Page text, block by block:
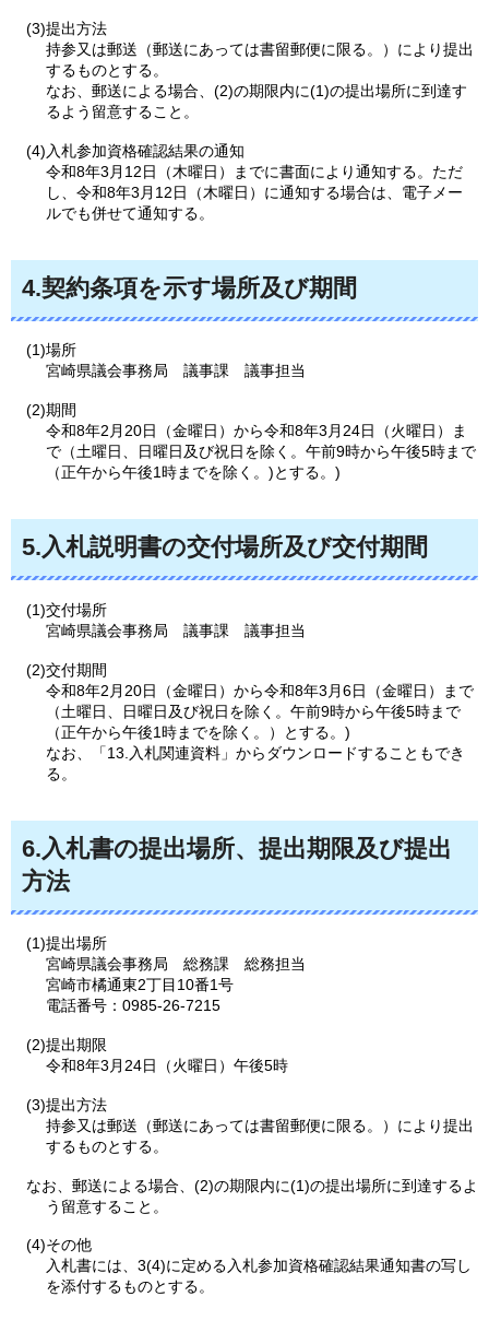
(3)提出方法
持参又は郵送（郵送にあっては書留郵便に限る。）により提出
するものとする。
なお、郵送による場合、(2)の期限内に(1)の提出場所に到達す
るよう留意すること。
(4)入札参加資格確認結果の通知
令和8年3月12日（木曜日）までに書面により通知する。ただ
し、令和8年3月12日（木曜日）に通知する場合は、電子メー
ルでも併せて通知する。
4.契約条項を示す場所及び期間
(1)場所
宮崎県議会事務局
議事課 議事担当
(2)期間
令和8年2月20日（金曜日）から令和8年3月24日（火曜日）ま
で（土曜日、日曜日及び祝日を除く。午前9時から午後5時まで
（正午から午後1時までを除く。)とする。)
5.入札説明書の交付場所及び交付期間
(1)交付場所
宮崎県議会事務局
議事課 議事担当
(2)交付期間
令和8年2月20日（金曜日）から令和8年3月6日（金曜日）まで
（土曜日、日曜日及び祝日を除く。午前9時から午後5時まで
（正午から午後1時までを除く。）とする。)
なお、「13.入札関連資料」からダウンロードすることもでき
る。
6.入札書の提出場所、提出期限及び提出
方法
(1)提出場所
宮崎県議会事務局
総務課
総務担当
宮崎市橘通東2丁目10番1号
電話番号：0985-26-7215
(2)提出期限
令和8年3月24日（火曜日）午後5時
(3)提出方法
持参又は郵送（郵送にあっては書留郵便に限る。）により提出
するものとする。
なお、郵送による場合、(2)の期限内に(1)の提出場所に到達するよ
う留意すること。
(4)その他
入札書には、3(4)に定める入札参加資格確認結果通知書の写し
を添付するものとする。